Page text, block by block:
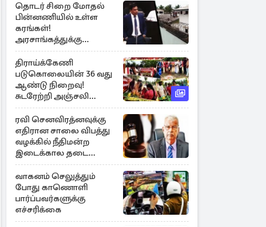
தொடர் சிறை மோதல்
பின்னணியில் உள்ள
கரங்கள்!
அரசாங்கத்துக்கு
கிடைத்த புலனாய்வு
தகவல்
திராய்க்கேணி
படுகொலையின் 36 வது
ஆண்டு நிறைவு!
சுடரேற்றி அஞ்சலி
செலுத்திய மக்கள்
ரவி செனவிரத்னவுக்கு
எதிரான சாலை விபத்து
வழக்கில் நீதிமன்ற
இடைக்கால தடை
உத்தரவு!
வாகனம் செலுத்தும்
போது காணொளி
பார்ப்பவர்களுக்கு
எச்சரிக்கை